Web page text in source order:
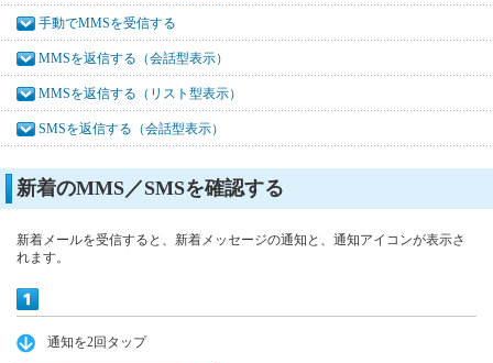
手動でMMSを受信する
MMSを返信する（会話型表示）
MMSを返信する（リスト型表示）
SMSを返信する（会話型表示）
新着のMMS／SMSを確認する
新着メールを受信すると、新着メッセージの通知と、通知アイコンが表示さ
れます。
通知を2回タップ